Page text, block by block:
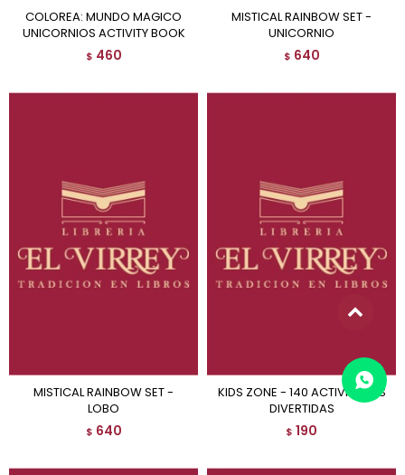
COLOREA: MUNDO MAGICO
UNICORNIOS ACTIVITY BOOK
$ 460
MISTICAL RAINBOW SET -
UNICORNIO
$ 640
MISTICAL RAINBOW SET -
LOBO
$ 640
KIDS ZONE - 140 ACTIVIDADES
DIVERTIDAS
$ 190